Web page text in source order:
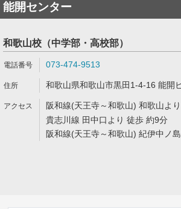
能開センター
和歌山校（中学部・高校部）
073-474-9513
和歌山県和歌山市黒田1-4-16 能開
阪和線(天王寺～和歌山) 和歌山よ
貴志川線 田中口より 徒歩 約9分
阪和線(天王寺～和歌山) 紀伊中ノ